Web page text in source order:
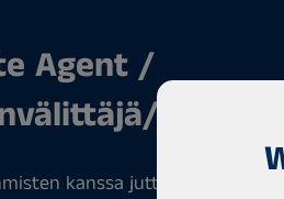
Agent /
kanssa juttuun? Onko